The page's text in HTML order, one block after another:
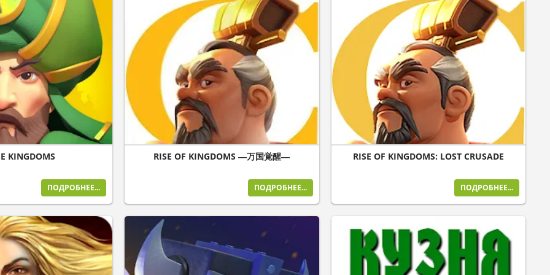
KINGDOMS
ПОДРОБНЕЕ...
RISE OF KINGDOMS ―万国覚醒―
ПОДРОБНЕЕ...
RISE OF KINGDOMS: LOST CRUSADE
ПОДРОБНЕЕ...